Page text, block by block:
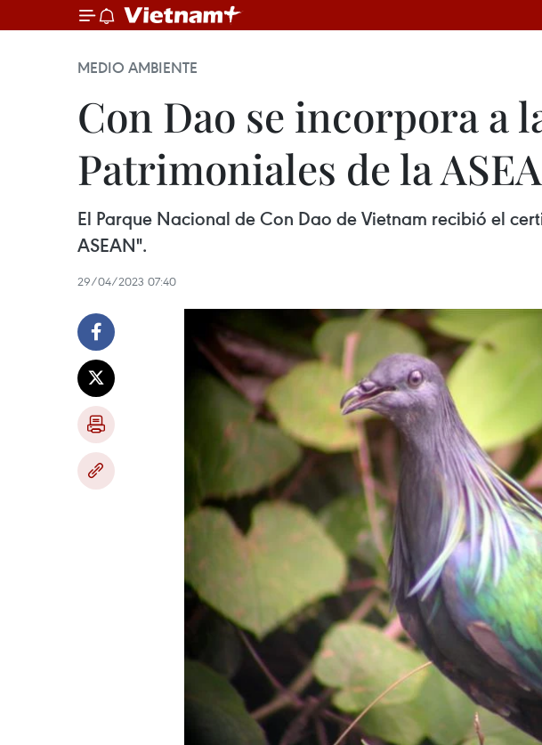
MEDIO AMBIENTE
Con Dao se incorpora a
Patrimoniales de la
El Parque Nacional de Con Dao de Vietnam recibió el
ASEAN".
29/04/2023 07:40